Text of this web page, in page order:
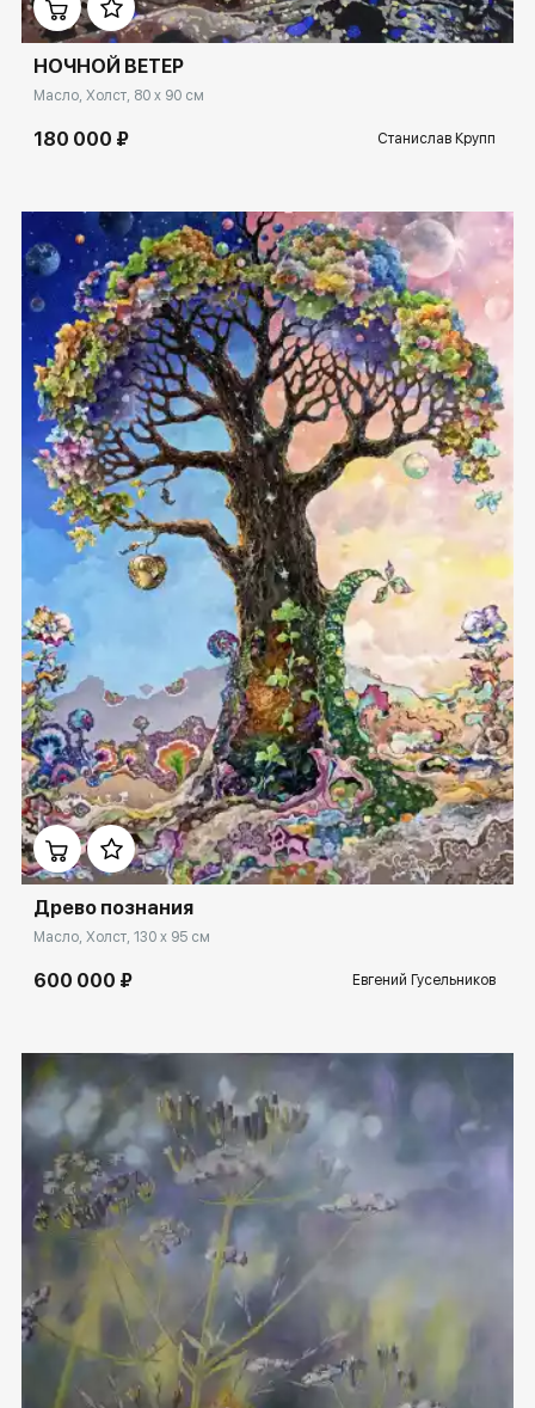
НОЧНОЙ ВЕТЕР
Масло, Холст, 80 x 90 см
180 000 ₽ Станислав Крупп
Домен: ekb.rakovgallery.ru
Древо познания
Масло, Холст, 130 x 95 см
600 000 ₽ Евгений Гусельников